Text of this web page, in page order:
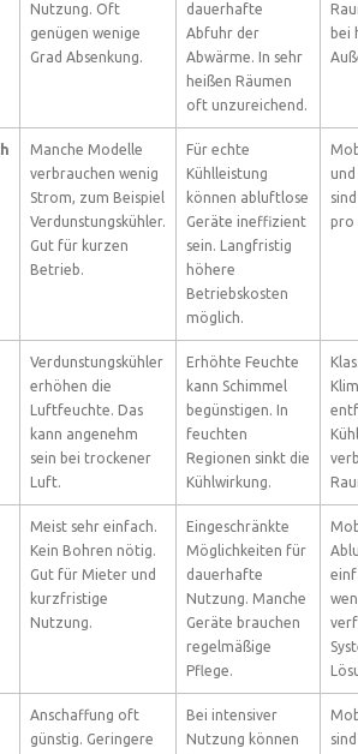
Nutzung. Oft
genügen wenige
Grad Absenkung.
dauerhafte
Abfuhr der
Abwärme. In sehr
heißen Räumen
oft unzureichend.
bei
Manche Modelle
verbrauchen wenig
Strom, zum Beispiel
Verdunstungskühler.
Gut für kurzen
Betrieb.
Für echte
Kühlleistung
können abluftlose
Geräte ineffizient
sein. Langfristig
höhere
Betriebskosten
möglich.
und
pro
Verdunstungskühler
erhöhen die
Luftfeuchte. Das
kann angenehm
sein bei trockener
Luft.
Erhöhte Feuchte
kann Schimmel
begünstigen. In
feuchten
Regionen sinkt die
Kühlwirkung.
Meist sehr einfach.
Kein Bohren nötig.
Gut für Mieter und
kurzfristige
Nutzung.
Eingeschränkte
Möglichkeiten für
dauerhafte
Nutzung. Manche
Geräte brauchen
regelmäßige
Pflege.
Anschaffung oft
günstig. Geringere
Bei intensiver
Nutzung können